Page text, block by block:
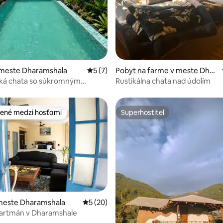
Dharamshala Priemerné ohodnotenie 5 z 5, počet
5 (7)
chata so súkromným
Pobyt na farme v meste Dhar
amshala
Rustikálna chata nad údolím
5 z 5, počet hodnotení: 29
medzi hosťami
medzi hosťami
Dharamshala Priemerné ohodnotenie 5 z 5, počet
5 (20)
v Dharamshale
Superhostiteľ
Superhostiteľ